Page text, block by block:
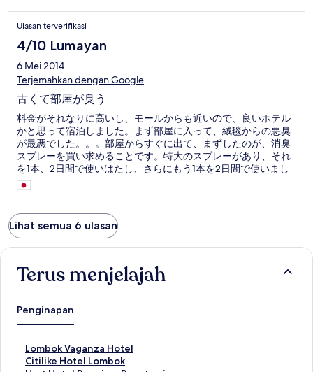
Ulasan terverifikasi
4/10 Lumayan
6 Mei 2014
Terjemahkan dengan Google
古くて部屋が臭う
料金がそれなりに高いし、モールからも近いので、良いホテル
かと思って宿泊しました。まず部屋に入って、絨毯からの悪臭
が最悪でした。。。部屋からすぐに出て、まずしたのが、消臭
スプレーを買い求めることです。特大のスプレーがあり、それ
を1本、2日間で使いはたし、さらにもう1本を2日間で使いまし
た。いわゆる日本で売っている○ァブリーズのようなスプレー
はなく、部屋の空気のデオドラントスプレーでしたが、絨毯め
わなくなりました。次に宿泊する人はよかったでしょう。しか
し、せっかくリゾート地に来ても、床が絨毯では気持ち悪く、
一日も早くチェックアウトしたかったです。しかし、7日分予約
すが、スタッフの数名はとても親切でした。特にベルボーイと
レストランに朝食時にいたスタッフです（男性）。女性スタッ
ても不愉快でした。たぶんもう二度と宿泊しません。それか
ら、インターネットも部屋では使えません。私は自分でタブレ
使えないですね。。。
Lihat semua 6 ulasan
Terus menjelajah
Penginapan
Lombok Vaganza Hotel
T
a
Citilike Hotel Lombok
T